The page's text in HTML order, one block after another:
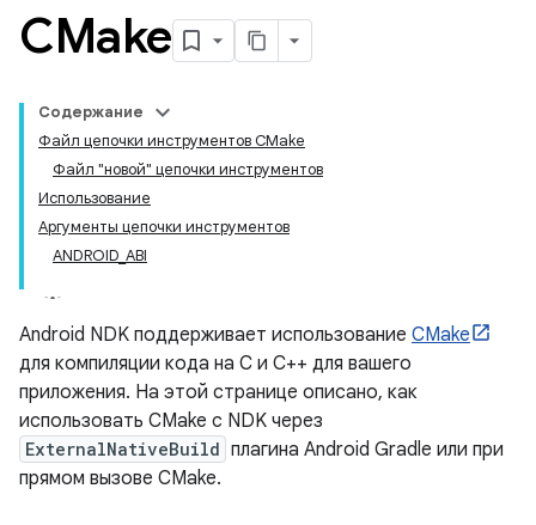
CMake
Содержание
Файл цепочки инструментов CMake
Файл "новой" цепочки инструментов
Использование
Аргументы цепочки инструментов
ANDROID_ABI
Android NDK поддерживает использование CMake
для компиляции кода на C и C++ для вашего
приложения. На этой странице описано, как
использовать CMake с NDK через
ExternalNativeBuild плагина Android Gradle или при
прямом вызове CMake.